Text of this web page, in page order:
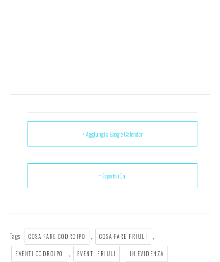
+ Aggiungi a Google Calendar
+ Esporta iCal
Tags: COSA FARE CODROIPO COSA FARE FRIULI
EVENTI CODROIPO EVENTI FRIULI IN EVIDENZA